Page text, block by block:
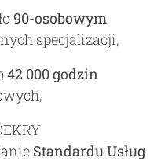
90-osobowym
specjalizacji,
42 000 godzin
Standardu Usług